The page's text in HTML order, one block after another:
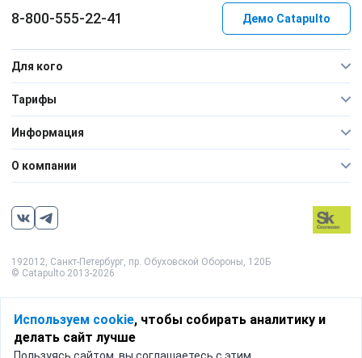
8-800-555-22-41 Демо Catapulto
Для кого
Тарифы
Информация
О компании
192012, Санкт-Петербург, пр. Обуховской Обороны, 120Б
© Catapulto 2013-2026
Используем cookie, чтобы собирать аналитику и
делать сайт лучше